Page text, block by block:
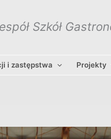
Szkół
i zastępstwa Projekty